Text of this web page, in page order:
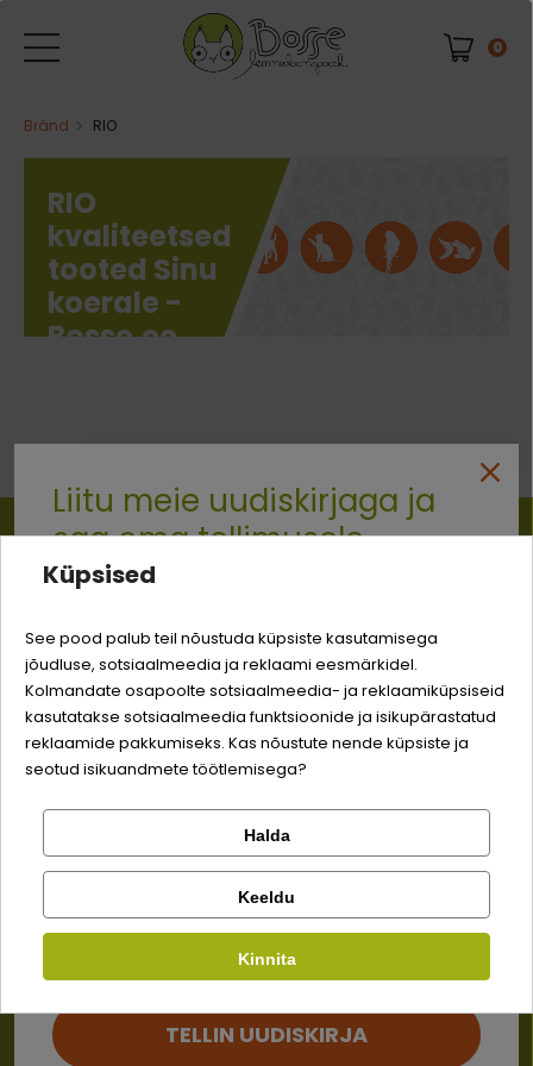
0
Bränd RIO
RIO
kvaliteetsed
tooted Sinu
koerale -
Bosse.ee
Ei tea, mida tellida? Võta
meiega ühendust – aitame
saaks täis!
+3725081457
8:30 - 16:30 E-R (EST, ENG)
Info
Müügitingimused
kohaletoimetamine
Tagastamine
Kontrolli tellimust
Logi sisse
Registreeru
Facebook
Google
Liitu meie uudiskirjaga ja
saa oma tellimusele
-3% soodustust
Sina ja su perekonna parim sõber väärite veel
odavamat hinda!
Lemmikloom
Kauplus
TELLIN UUDISKIRJA
Küpsised
See pood palub teil nõustuda küpsiste kasutamisega
jõudluse, sotsiaalmeedia ja reklaami eesmärkidel.
Kolmandate osapoolte sotsiaalmeedia- ja reklaamiküpsiseid
kasutatakse sotsiaalmeedia funktsioonide ja isikupärastatud
reklaamide pakkumiseks. Kas nõustute nende küpsiste ja
seotud isikuandmete töötlemisega?
Halda
Keeldu
Kinnita